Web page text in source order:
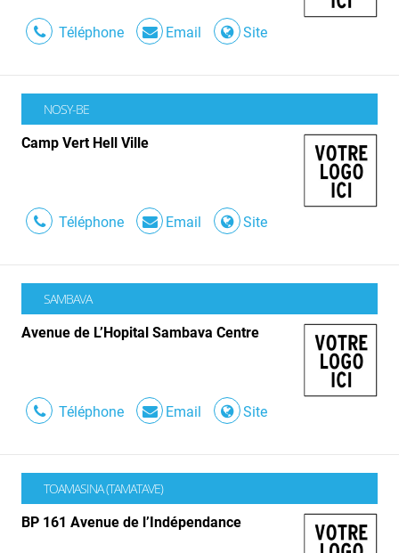
Téléphone Email Site
NOSY-BE
Camp Vert Hell Ville
Téléphone Email Site
SAMBAVA
Avenue de L’Hopital Sambava Centre
Téléphone Email Site
TOAMASINA (TAMATAVE)
BP 161 Avenue de l’Indépendance